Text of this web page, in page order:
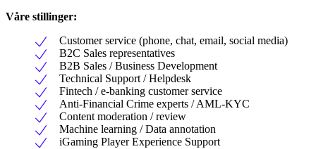
Våre stillinger:
Customer service (phone, chat, email, social media)
B2C Sales representatives
B2B Sales / Business Development
Technical Support / Helpdesk
Fintech / e-banking customer service
Anti-Financial Crime experts / AML-KYC
Content moderation / review
Machine learning / Data annotation
iGaming Player Experience Support